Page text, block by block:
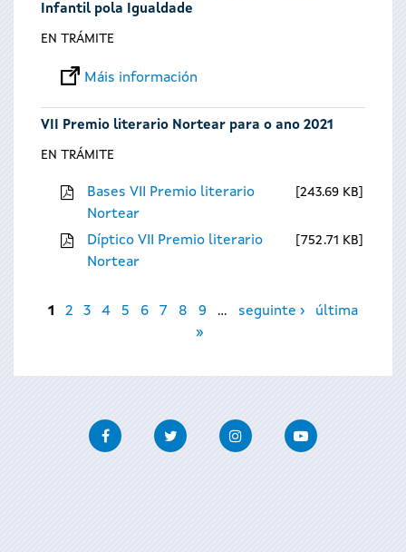
Infantil pola Igualdade
EN TRÁMITE
Máis información
VII Premio literario Nortear para o ano 2021
EN TRÁMITE
Bases VII Premio literario
Nortear
243.69 KB
Díptico VII Premio literario
Nortear
752.71 KB
Páxinas
1 2 3 4 5 6 7 8 9 … seguinte ›
última
»
FacebookTwitter InstagramYoutube